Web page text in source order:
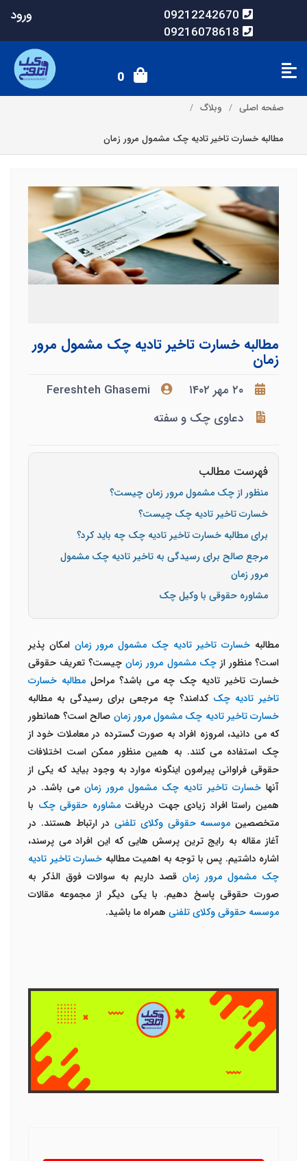
09212242670
09216078618
ورود
0
صفحه اصلی وبلاگ
مطالبه خسارت تاخیر تادیه چک مشمول مرور زمان
مطالبه خسارت تاخیر تادیه چک مشمول مرور
زمان
۲۰ مهر ۱۴۰۲
Fereshteh Ghasemi
دعاوی چک و سفته
فهرست مطالب
منظور از چک مشمول مرور زمان چیست؟
خسارت تاخیر تادیه چک چیست؟
برای مطالبه خسارت تاخیر تادیه چک چه باید کرد؟
مرجع صالح برای رسیدگی به تاخیر تادیه چک مشمول
مرور زمان
مشاوره حقوقی با وکیل چک
مطالبه خسارت تاخیر تادیه چک مشمول مرور زمان امکان پذیر
است؟ منظور ازچک مشمول مرور زمانچیست؟ تعریف حقوقی
خسارت تاخیر تادیه چک چه می باشد؟ مراحلمطالبه خسارت
تاخیر تادیه چک کدامند؟ چه مرجعی برای رسیدگی به مطالبه
خسارت تاخیر تادیه چک مشمول مرور زمان صالح است؟ همانطور
که می دانید، امروزه افراد به صورت گسترده در معاملات خود از
چک استفاده می کنند. به همین منظور ممکن است اختلافات
حقوقی فراوانی پیرامون اینگونه موارد به وجود بیاید که یکی از
آنها خسارت تاخیر تادیه چک مشمول مرور زمان می باشد. در
همین راستا افراد زیادی جهت دریافتمشاوره حقوقی چک با
متخصصین موسسه حقوقی وکلای تلفنی در ارتباط هستند. در
آغاز مقاله به رایج ترین پرسش هایی که این افراد می پرسند،
اشاره داشتیم. پس با توجه به اهمیت مطالبه خسارت تاخیر تادیه
چک مشمول مرور زمان قصد داریم به سوالات فوق الذکر به
صورت حقوقی پاسخ دهیم. با یکی دیگر از مجموعه مقالات
موسسه حقوقی وکلای تلفنی همراه ما باشید.